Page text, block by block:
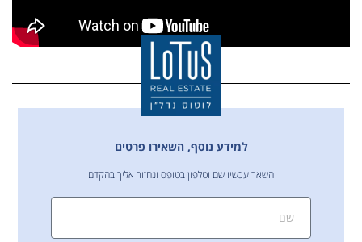
למידע נוסף, השאירו פרטים
השאר עכשיו שם וטלפון בטופס ונחזור אליך בהקדם